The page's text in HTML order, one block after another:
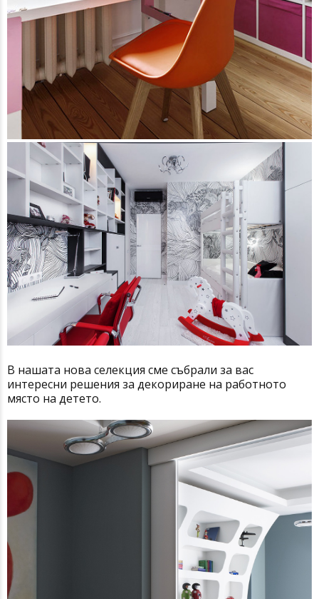
В нашата нова селекция сме събрали за вас
интересни решения за декориране на работното
място на детето.